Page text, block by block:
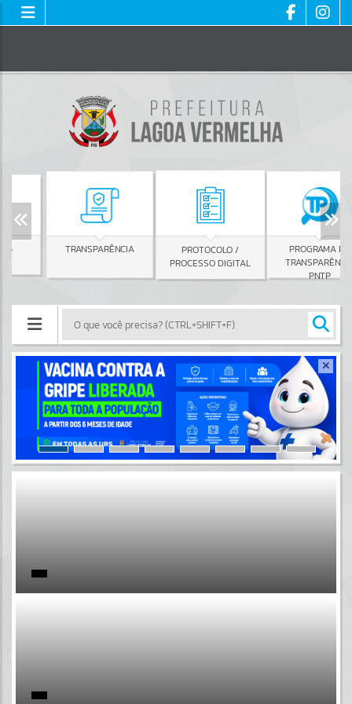
TRANSPARÊNCIA
PROTOCOLO /
PROCESSO DIGITAL
PROGRAMA DE
TRANSPARÊNCIA
PNTP
Resultados para""
Portais
Por favor, aguarde...
Por favor, aguarde...